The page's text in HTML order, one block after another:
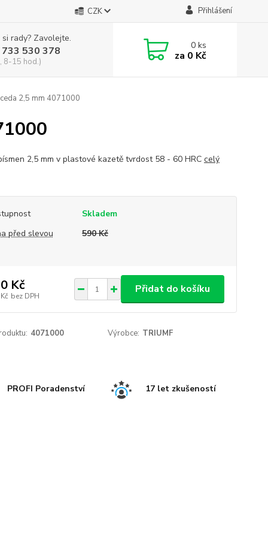
CZK Přihlášení
rady? Zavolejte.
530 378
8-15 hod.)
0ks
za 0 Kč
2,5 mm 4071000
2,5 mm v plastové kazetě tvrdost 58 - 60 HRC celý
Skladem
před slevou
590 Kč
Kč
bez DPH
Přidat do košíku
4071000 Výrobce: TRIUMF
PROFI Poradenství 17 let zkušeností